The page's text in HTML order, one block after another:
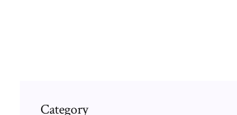
Category